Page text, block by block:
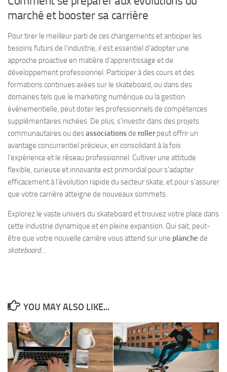
marché et booster sa carrière
Pour tirer le meilleur parti de ces changements et anticiper les
besoins futurs de l’industrie, il est essentiel d’adopter une
approche proactive en matière d’apprentissage et de
développement professionnel. Participer à des cours et des
formations continues axées sur le skateboard, ou dans des
domaines tels que le marketing numérique ou la gestion
événementielle, peut doter les professionnels de compétences
supplémentaires nichées. De plus, s’investir dans des projets
communautaires ou desassociationsde rollerpeut offrir un
avantage concurrentiel précieux, en consolidant à la fois
l’expérience et le réseau professionnel. Cultiver une attitude
flexible, curieuse et innovante est primordial pour s’adapter
efficacement à l’évolution rapide du secteur skate, et pour s’assurer
que votre carrière atteigne de nouveaux sommets.
Explorez le vaste univers du skateboard et trouvez votre place dans
cette industrie dynamique et en pleine expansion. Qui sait, peut-
être que votre nouvelle carrière vous attend sur une planche de
skateboard…
YOU MAY ALSO LIKE...